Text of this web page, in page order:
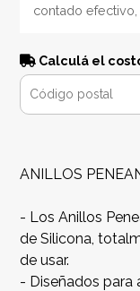
contado
Calculá el
ANILLOS
- Los Anillos
de Silicona,
de usar.
- Diseñados para